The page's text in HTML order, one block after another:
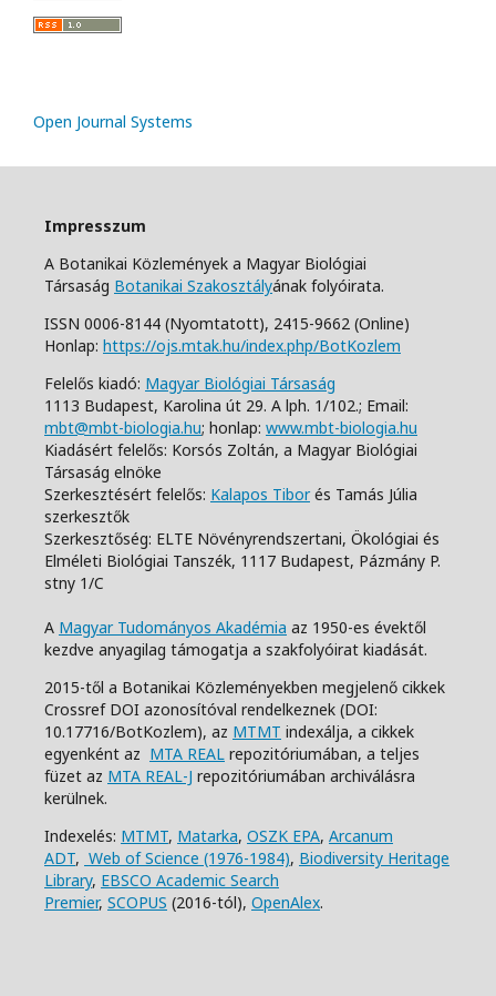
Open Journal Systems
Impresszum
A Botanikai Közlemények a Magyar Biológiai
Társaság Botanikai Szakosztályának folyóirata.
ISSN 0006-8144 (Nyomtatott), 2415-9662 (Online)
Honlap: https://ojs.mtak.hu/index.php/BotKozlem
Felelős kiadó: Magyar Biológiai Társaság
1113 Budapest, Karolina út 29. A lph. 1/102.; Email:
mbt@mbt-biologia.hu; honlap: www.mbt-biologia.hu
Kiadásért felelős: Korsós Zoltán, a Magyar Biológiai
Társaság elnöke
Szerkesztésért felelős: Kalapos Tiborés Tamás Júlia
szerkesztők
Szerkesztőség: ELTE Növényrendszertani, Ökológiai és
Elméleti Biológiai Tanszék, 1117 Budapest, Pázmány P.
stny 1/C
A Magyar Tudományos Akadémia az 1950-es évektől
kezdve anyagilag támogatja a szakfolyóirat kiadását.
2015-től a Botanikai Közleményekben megjelenő cikkek
Crossref DOI azonosítóval rendelkeznek (DOI:
10.17716/BotKozlem), az MTMT indexálja, a cikkek
egyenként az MTA REAL repozitóriumában, a teljes
füzet az MTA REAL-J repozitóriumában archiválásra
kerülnek.
Indexelés: MTMT, Matarka, OSZK EPA, Arcanum
ADT, Web of Science (1976-1984), Biodiversity Heritage
Library, EBSCO Academic Search
Premier, SCOPUS (2016-tól), OpenAlex.